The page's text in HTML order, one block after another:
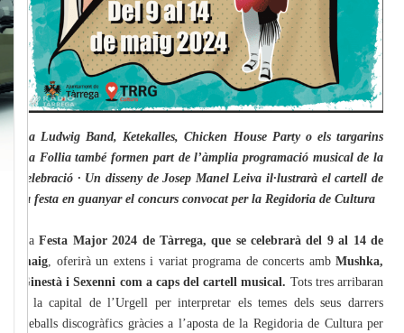
La Ludwig Band, Ketekalles, Chicken House Party o els targarins
La Follia també formen part de l’àmplia programació musical de la
celebració · Un disseny de Josep Manel Leiva il·lustrarà el cartell de
la festa en guanyar el concurs convocat per la Regidoria de Cultura
LaFesta Major 2024 de Tàrrega, que se celebrarà del 9 al 14 de
maig , oferirà un extens i variat programa de concerts amb Mushka,
Ginestà i Sexenni com a caps del cartell musical. Tots tres arribaran
a la capital de l’Urgell per interpretar els temes dels seus darrers
treballs discogràfics gràcies a l’aposta de la Regidoria de Cultura per